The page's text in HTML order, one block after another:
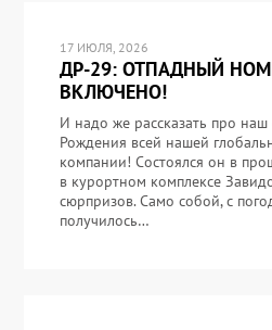
17 ИЮЛЯ, 2026
ДР-29: ОТПАДНЫЙ
ВКЛЮЧЕНО!
И надо же рассказать про
Рождения всей нашей
компании! Состоялся он в
в курортном комплексе
сюрпризов. Само собой, с
получилось…